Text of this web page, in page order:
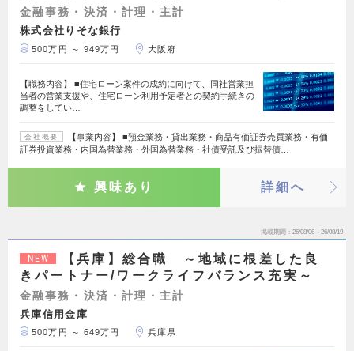
金融事務・決済・計理・主計
株式会社りそな銀行
500万円 ～ 949万円 大阪府
【職務内容】 ■住宅ローン案件の成約に向けて、同社営業担
当者の営業支援や、住宅ローン利用予定者との契約手続きの
調整をしてい…
会社概要
【事業内容】 ■預金業務・貸出業務・商品有価証券売買業務・有価
証券投資業務・内国為替業務・外国為替業務・社債受託及び振替債…
興味あり 詳細へ
掲載期間 26/08/06～26/08/19
NEW
【兵庫】総合職 ～地域に根差した良
きパートナー/ワークライフバランス充実～
金融事務・決済・計理・主計
兵庫信用金庫
500万円 ～ 649万円 兵庫県